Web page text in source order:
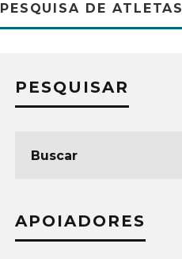
PESQUISA DE ATLETAS
PESQUISAR
APOIADORES